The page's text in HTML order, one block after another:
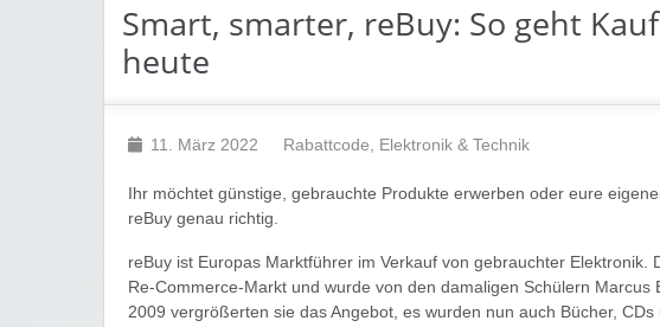
Smart, smarter, reBuy: So geht
heute
11. März 2022 Rabattcode, Elektronik & Technik
Ihr möchtet günstige, gebrauchte Produkte erwerben oder eure
reBuy genau richtig.
reBuy ist Europas Marktführer im Verkauf von gebrauchter Elektronik.
Re-Commerce-Markt und wurde von den damaligen Schülern
2009 vergrößerten sie das Angebot, es wurden nun auch Bücher,